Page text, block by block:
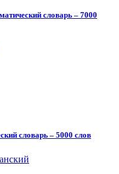
словарь – 7000
словарь – 5000 слов